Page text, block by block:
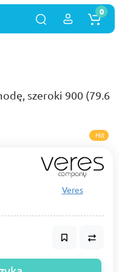
0
szeroki 900 (79.6
Hit
Veres